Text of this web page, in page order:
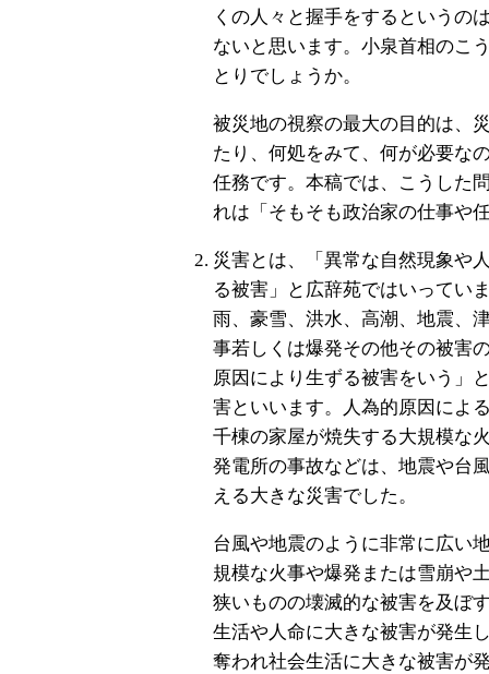
くの人々と握手をするというの
ないと思います。小泉首相のこ
とりでしょうか。
被災地の視察の最大の目的は、
たり、何処をみて、何が必要な
任務です。本稿では、こうした
れは「そもそも政治家の仕事や
災害とは、「異常な自然現象や
る被害」と広辞苑ではいってい
雨、豪雪、洪水、高潮、地震、
事若しくは爆発その他その被害
原因により生ずる被害をいう」
害といいます。人為的原因によ
千棟の家屋が焼失する大規模な
発電所の事故などは、地震や台
える大きな災害でした。
台風や地震のように非常に広い
規模な火事や爆発または雪崩や
狭いものの壊滅的な被害を及ぼ
生活や人命に大きな被害が発生
奪われ社会生活に大きな被害が